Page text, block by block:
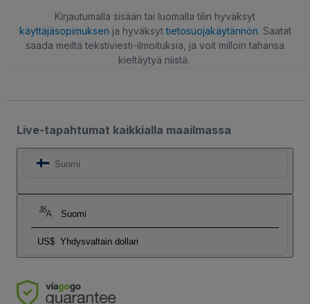
Kirjautumalla sisään tai luomalla tilin hyväksyt
käyttäjäsopimuksen ja hyväksyttietosuojakäytännön. Saatat
saada meiltä tekstiviesti-ilmoituksia, ja voit milloin tahansa
kieltäytyä niistä.
Live-tapahtumat kaikkialla maailmassa
Suomi
Suomi
US$ Yhdysvaltain dollari